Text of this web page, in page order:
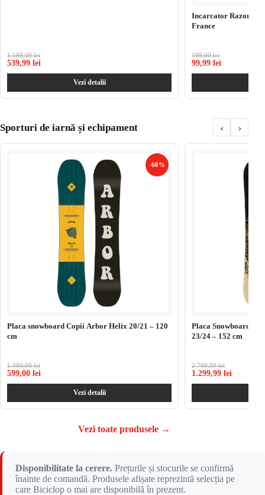
1.199,00 lei
539,99 lei
Vezi detalii
Incarcator Razor E
France
199,00 lei
99,99 lei
Sporturi de iarnă și echipament ‹ ›
-60%
Placa snowboard Copii Arbor Helix 20/21 – 120
cm
1.499,00 lei
599,00 lei
Vezi detalii
Placa Snowboard
23/24 – 152 cm
2.799,00 lei
1.299,99 lei
Vezi toate produsele →
Disponibilitate la cerere. Prețurile și stocurile se confirmă
înainte de comandă. Produsele afișate reprezintă selecția pe
care Biciclop o mai are disponibilă în prezent.